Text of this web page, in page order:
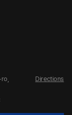
Directions